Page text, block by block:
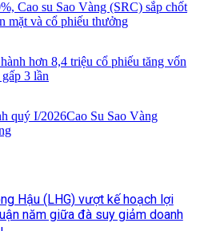
Cao su Sao Vàng (SRC) sắp chốt
mặt và cổ phiếu thưởng
hơn 8,4 triệu cổ phiếu tăng vốn
3 lần
quý I/2026Cao Su Sao Vàng
Hậu (LHG) vượt kế hoạch lợi
năm giữa đà suy giảm doanh